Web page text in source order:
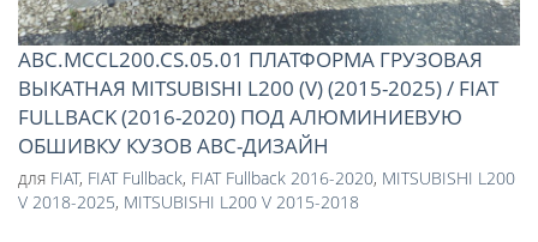
ABC.MCCL200.CS.05.01 ПЛАТФОРМА ГРУЗОВАЯ
ВЫКАТНАЯ MITSUBISHI L200 (V) (2015-2025) / FIAT
FULLBACK (2016-2020) ПОД АЛЮМИНИЕВУЮ
ОБШИВКУ КУЗОВ АВС-ДИЗАЙН
для FIAT, FIAT Fullback, FIAT Fullback 2016-2020, MITSUBISHI L200
V 2018-2025, MITSUBISHI L200 V 2015-2018